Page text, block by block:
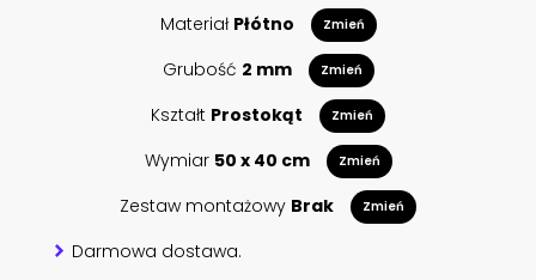
Materiał Płótno Zmień
Grubość 2 mm Zmień
Kształt Prostokąt Zmień
Wymiar 50 x 40 cm Zmień
Zestaw montażowy Brak Zmień
Darmowa dostawa.